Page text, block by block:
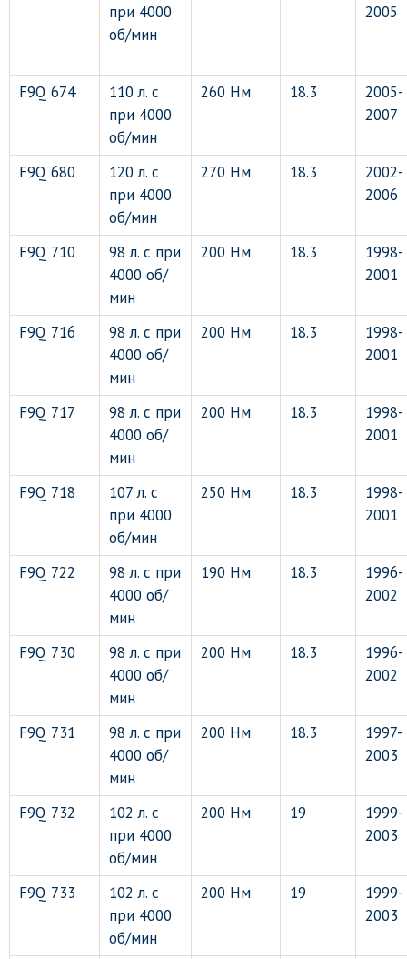
при 4000
об/мин
2005
F9Q 674
110 л. с
при 4000
об/мин
260 Нм 18.3
2005-
2007
F9Q 680
120 л. с
при 4000
об/мин
270 Нм 18.3
2002-
2006
F9Q 710
98 л. с при
4000 об/
мин
200 Нм 18.3
1998-
2001
F9Q 716
98 л. с при
4000 об/
мин
200 Нм 18.3
1998-
2001
F9Q 717
98 л. с при
4000 об/
мин
200 Нм 18.3
1998-
2001
F9Q 718
107 л. с
при 4000
об/мин
250 Нм 18.3
1998-
2001
F9Q 722
98 л. с при
4000 об/
мин
190 Нм 18.3
1996-
2002
F9Q 730
98 л. с при
4000 об/
мин
200 Нм 18.3
1996-
2002
F9Q 731
98 л. с при
4000 об/
мин
200 Нм 18.3
1997-
2003
F9Q 732
102 л. с
при 4000
об/мин
200 Нм 19
1999-
2003
F9Q 733
102 л. с
при 4000
об/мин
200 Нм 19
1999-
2003